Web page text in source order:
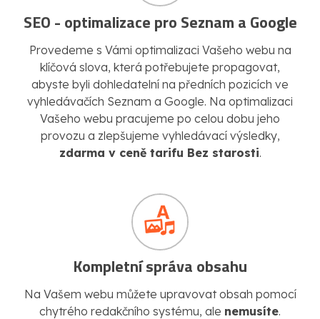
SEO - optimalizace pro Seznam a Google
Provedeme s Vámi optimalizaci Vašeho webu na
klíčová slova, která potřebujete propagovat,
abyste byli dohledatelní na předních pozicích ve
vyhledávačích Seznam a Google. Na optimalizaci
Vašeho webu pracujeme po celou dobu jeho
provozu a zlepšujeme vyhledávací výsledky,
zdarma v ceně tarifu Bez starosti.
Kompletní správa obsahu
Na Vašem webu můžete upravovat obsah pomocí
chytrého redakčního systému, ale nemusíte.